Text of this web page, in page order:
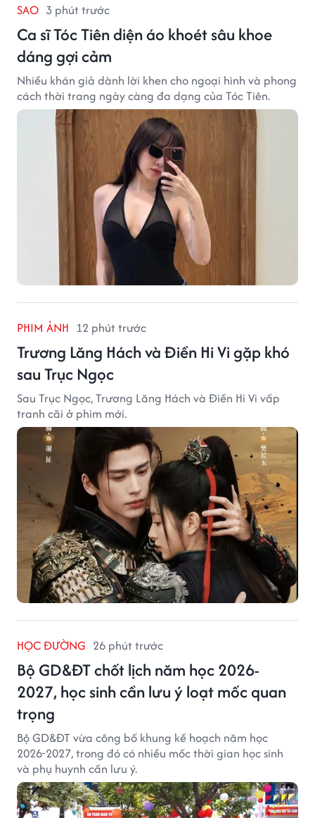
SAO 3 phút trước
Ca sĩ Tóc Tiên diện áo khoét sâu khoe
dáng gợi cảm
Nhiều khán giả dành lời khen cho ngoại hình và phong
cách thời trang ngày càng đa dạng của Tóc Tiên.
PHIM ẢNH 12 phút trước
Trương Lăng Hách và Điền Hi Vi gặp khó
sau Trục Ngọc
Sau Trục Ngọc, Trương Lăng Hách và Điền Hi Vi vấp
tranh cãi ở phim mới.
HỌC ĐƯỜNG 26 phút trước
Bộ GD&ĐT chốt lịch năm học 2026-
2027, học sinh cần lưu ý loạt mốc quan
trọng
Bộ GD&ĐT vừa công bố khung kế hoạch năm học
2026-2027, trong đó có nhiều mốc thời gian học sinh
và phụ huynh cần lưu ý.